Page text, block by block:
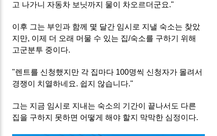
고 나가니 자동차 보닛까지 물이 차오르더군요."
이후 그는 부인과 함께 몇 달간 임시로 지낼 숙소는 찾았
지만, 이제 더 오래 머물 수 있는 집/숙소를 구하기 위해
고군분투 중이다.
"렌트를 신청했지만 각 집마다 100명씩 신청자가 몰려서
경쟁이 치열하네요. 쉽지 않습니다."
그는 지금 임시로 지내는 숙소의 기간이 끝나서도 다른
집을 구하지 못하면 어떻게 해야 할지 막막한 심정이다.